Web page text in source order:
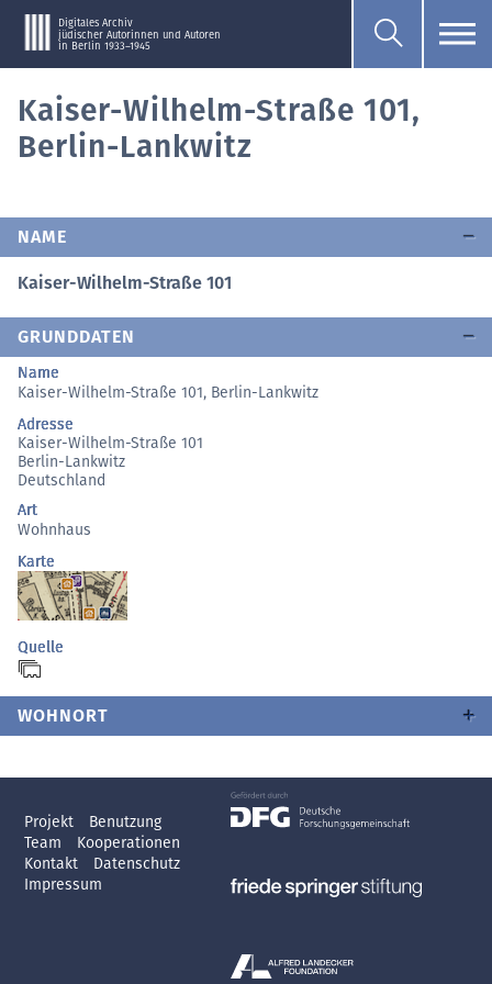
Digitales Archiv
jüdischer Autorinnen und Autoren
in Berlin 1933–1945
Kaiser-Wilhelm-Straße 101,
Berlin-Lankwitz
NAME
Kaiser-Wilhelm-Straße 101
GRUNDDATEN
Name
Kaiser-Wilhelm-Straße 101, Berlin-Lankwitz
Adresse
Kaiser-Wilhelm-Straße 101
Berlin-Lankwitz
Deutschland
Art
Wohnhaus
Karte
Quelle
WOHNORT
Projekt
Benutzung
Team
Kooperationen
Kontakt
Datenschutz
Impressum